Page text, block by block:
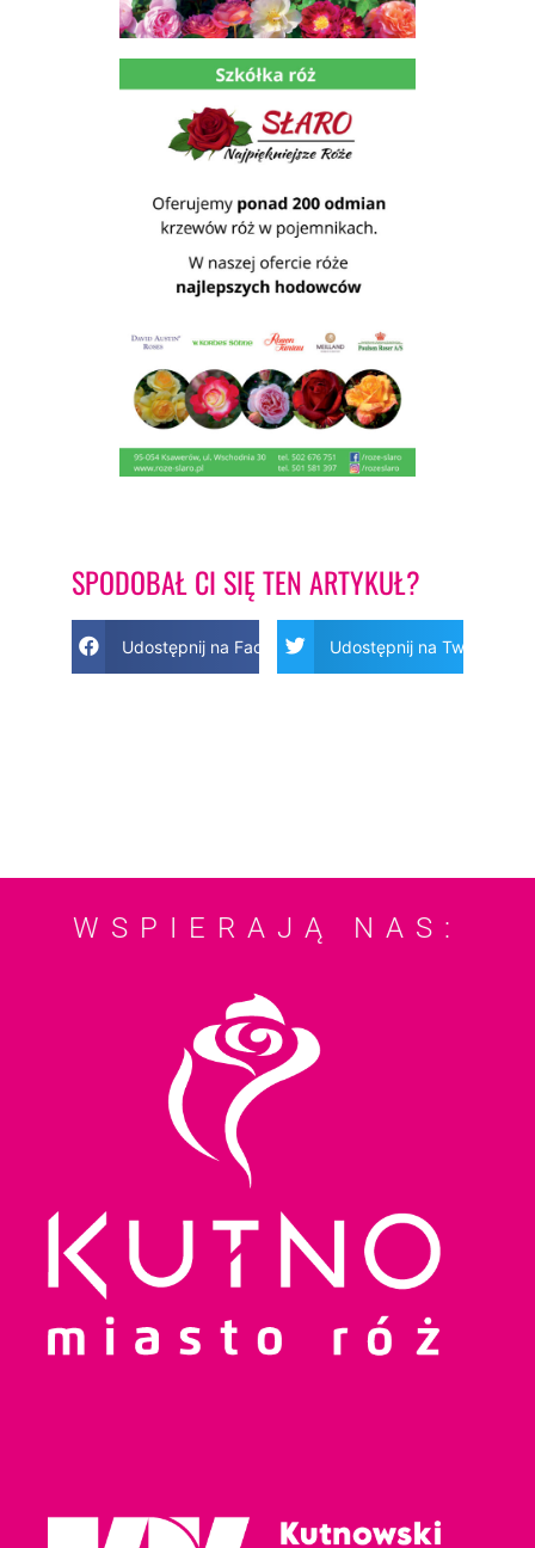
SPODOBAŁ CI SIĘ TEN ARTYKUŁ?
Udostępnij na Facebook Udostępnij na Twitter
WSPIERAJĄ NAS: